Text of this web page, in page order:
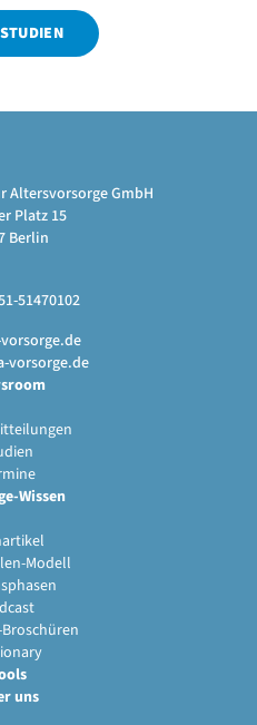
Altersvorsorge GmbH
Platz 15
Berlin
51470102
vorsorge.de
Wissen
Modell
uns